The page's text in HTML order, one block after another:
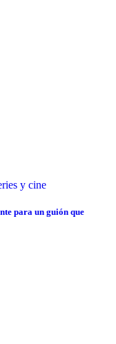
y cine
para un guión que